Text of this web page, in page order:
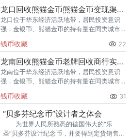
回收渠道里，能精准识别版别溢
龙口回收熊猫金币熊猫金币变现渠道指南
龙口位于华东经济活跃地带，居民投资意识
强，金银币、熊猫金币的持有量在同类城市
熊猫金币的需求就明显升温，但鱼龙混杂的
回收渠道里，能精准识别版别溢
钱币收藏 22
龙南回收熊猫金币老牌回收商行实力盘点
龙南位于华东经济活跃地带，居民投资意识
强，金银币、熊猫金币的持有量在同类城市
熊猫金币的需求就明显升温，但鱼龙混杂的
回收渠道里，能精准识别版别溢
钱币收藏 31
“贝多芬纪念币”设计者之体会
为世界人民所熟悉的德国伟大的“乐
圣”贝多芬设计纪念币，并要得到定货销售商